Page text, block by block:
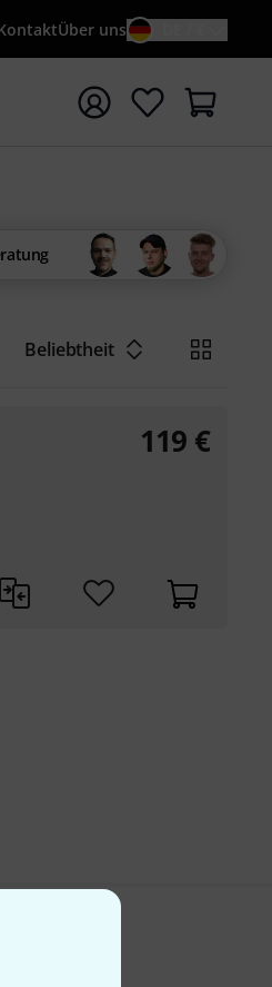
Über uns
starten
Beliebtheit
119 €